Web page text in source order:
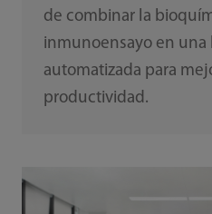
de combinar la
inmunoensayo en una
automatizada para
productividad.